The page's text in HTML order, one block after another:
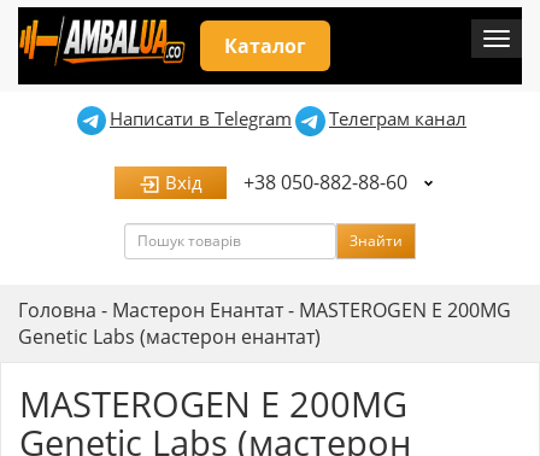
Каталог
Написати в Telegram Телеграм канал
Вхід +38 050-882-88-60
Пошук Знайти
Головна - Мастерон Енантат- MASTEROGEN E 200MG
Genetic Labs (мастерон енантат)
MASTEROGEN E 200MG
Genetic Labs (мастерон